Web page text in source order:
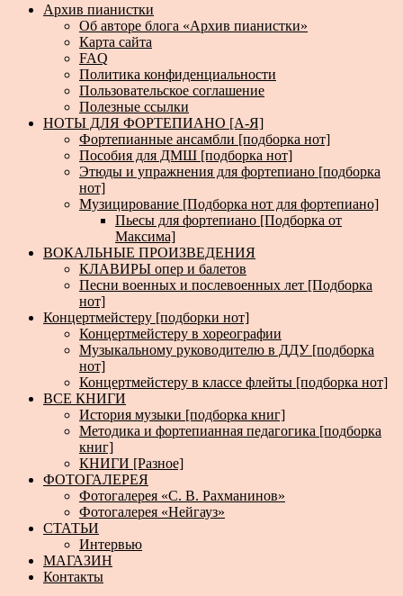
Архив пианистки
Об авторе блога «Архив пианистки»
Карта сайта
FAQ
Политика конфиденциальности
Пользовательское соглашение
Полезные ссылки
НОТЫ ДЛЯ ФОРТЕПИАНО [А-Я]
Фортепианные ансамбли [подборка нот]
Пособия для ДМШ [подборка нот]
Этюды и упражнения для фортепиано [подборка
нот]
Музицирование [Подборка нот для фортепиано]
Пьесы для фортепиано [Подборка от
Максима]
ВОКАЛЬНЫЕ ПРОИЗВЕДЕНИЯ
КЛАВИРЫ опер и балетов
Песни военных и послевоенных лет [Подборка
нот]
Концертмейстеру [подборки нот]
Концертмейстеру в хореографии
Музыкальному руководителю в ДДУ [подборка
нот]
Концертмейстеру в классе флейты [подборка нот]
ВСЕ КНИГИ
История музыки [подборка книг]
Методика и фортепианная педагогика [подборка
книг]
КНИГИ [Разное]
ФОТОГАЛЕРЕЯ
Фотогалерея «С. В. Рахманинов»
Фотогалерея «Нейгауз»
СТАТЬИ
Интервью
МАГАЗИН
Контакты